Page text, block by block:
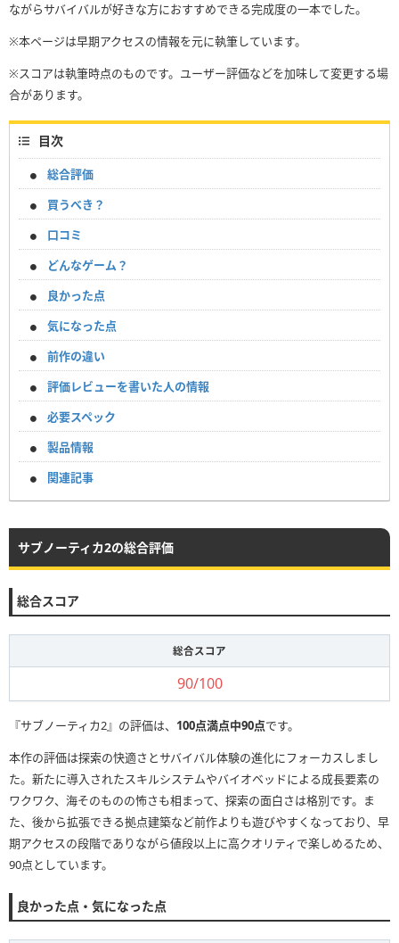
ながらサバイバルが好きな方におすすめできる完成度の一本でした。
※本ページは早期アクセスの情報を元に執筆しています。
※スコアは執筆時点のものです。ユーザー評価などを加味して変更する場
合があります。
目次
総合評価
買うべき？
口コミ
どんなゲーム？
良かった点
気になった点
前作の違い
評価レビューを書いた人の情報
必要スペック
製品情報
関連記事
サブノーティカ2の総合評価
総合スコア
総合スコア
90/100
『サブノーティカ2』の評価は、 100点満点中90点です。
本作の評価は探索の快適さとサバイバル体験の進化にフォーカスしまし
た。新たに導入されたスキルシステムやバイオベッドによる成長要素の
ワクワク、海そのものの怖さも相まって、探索の面白さは格別です。ま
た、後から拡張できる拠点建築など前作よりも遊びやすくなっており、早
期アクセスの段階でありながら値段以上に高クオリティで楽しめるため、
90点としています。
良かった点・気になった点